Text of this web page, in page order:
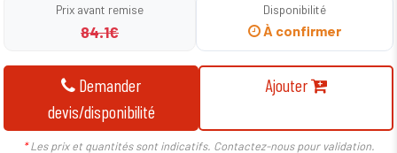
Prix avant remise
84.1€
Disponibilité
À confirmer
Demander
devis/disponibilité
Ajouter
*Les prix et quantités sont indicatifs. Contactez-nous pour validation.